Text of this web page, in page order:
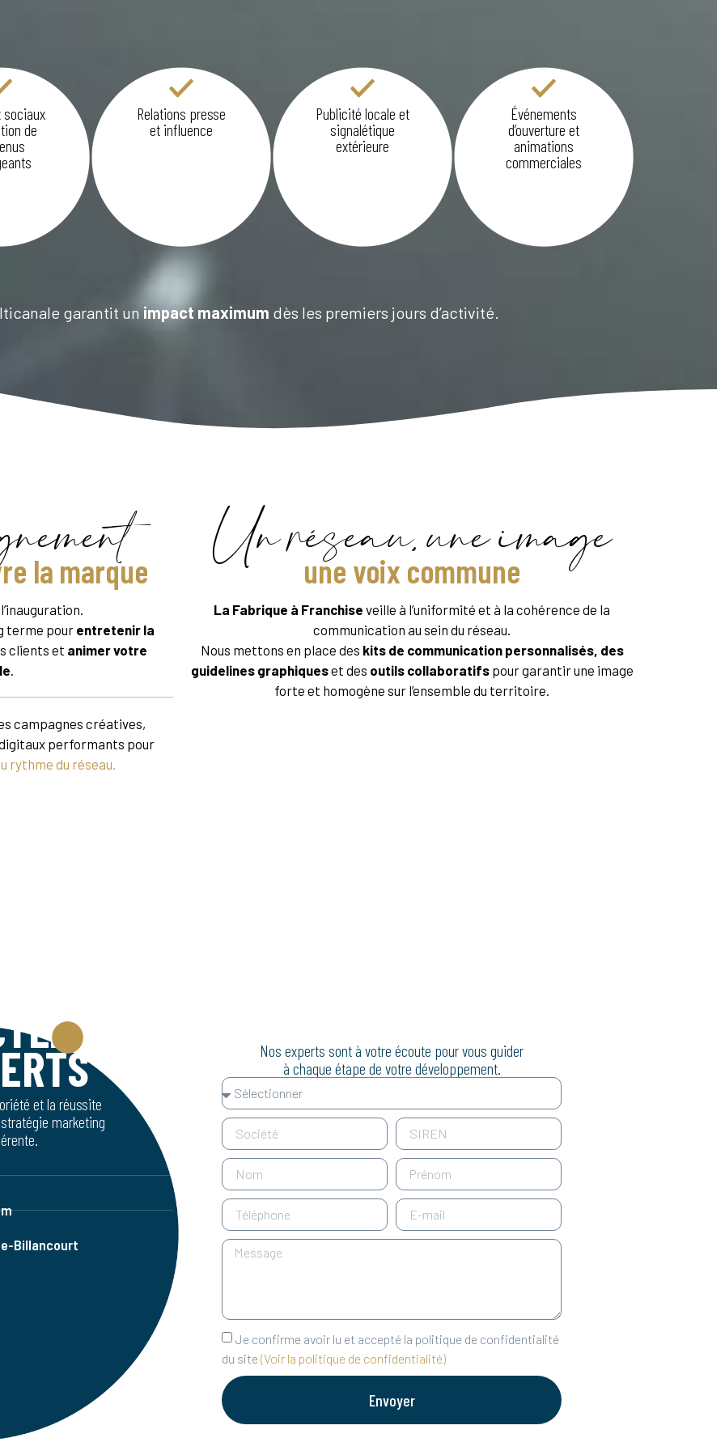
sociaux
de
Relations presse
et influence
Publicité locale et
signalétique
extérieure
Événements
d’ouverture et
animations
commerciales
garantit un impact maximum dès les premiers jours d’activité.
la marque
terme pour entretenir la
clients et animer votre
.
campagnes créatives,
performants pour
rythme du réseau.
Un réseau, une image
une voix commune
La Fabrique à Franchise veille à l’uniformité et à la cohérence de la
communication au sein du réseau.
Nous mettons en place des kits de communication personnalisés, des
guidelines graphiqueset des outils collaboratifspour garantir une image
forte et homogène sur l’ensemble du territoire.
et la réussite
marketing
Billancourt
Nos experts sont à votre écoute pour vous guider
à chaque étape de votre développement.
Je confirme avoir lu et accepté la politique de confidentialité
du site (Voir la politique de confidentialité)
Envoyer